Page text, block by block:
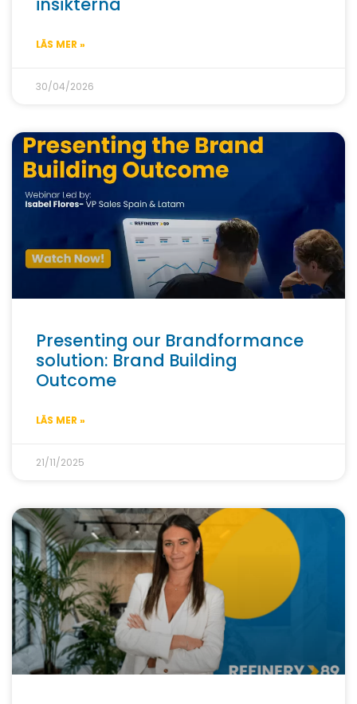
LÄS MER »
30/04/2026
Presenting our Brandformance
solution: Brand Building
Outcome
LÄS MER »
21/11/2025